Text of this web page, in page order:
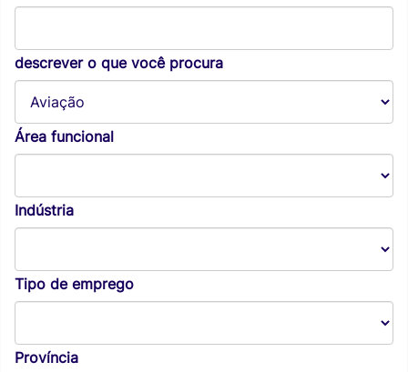
descrever o que você procura
Área funcional
Indústria
Tipo de emprego
Província